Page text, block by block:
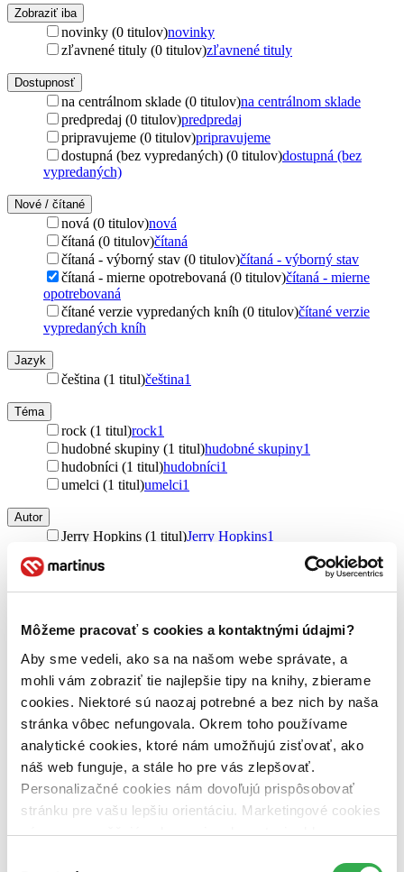
Môžeme pracovať s cookies a kontaktnými údajmi?
Aby sme vedeli, ako sa na našom webe správate, a
mohli vám zobraziť tie najlepšie tipy na knihy, zbierame
cookies. Niektoré sú naozaj potrebné a bez nich by naša
stránka vôbec nefungovala. Okrem toho používame
analytické cookies, ktoré nám umožňujú zisťovať, ako
náš web funguje, a stále ho pre vás zlepšovať.
Personalizačné cookies nám dovoľujú prispôsobovať
stránku pre vašu lepšiu orientáciu. Marketingové cookies
nám zas umožňujú zobrazenie relevantnej reklamy.
Zobraziť iba
novinky (0 titulov)novinky
zľavnené tituly (0 titulov)zľavnené tituly
Dostupnosť
na centrálnom sklade (0 titulov)na centrálnom sklade
predpredaj (0 titulov)predpredaj
pripravujeme (0 titulov)pripravujeme
dostupná (bez vypredaných) (0 titulov)dostupná (bez
vypredaných)
Nové / čítané
nová (0 titulov)nová
čítaná (0 titulov)čítaná
čítaná - výborný stav (0 titulov)čítaná - výborný stav
čítaná - mierne opotrebovaná (0 titulov)čítaná - mierne
opotrebovaná
čítané verzie vypredaných kníh (0 titulov)čítané verzie
vypredaných kníh
Jazyk
čeština (1 titul)čeština1
Téma
rock (1 titul)rock1
hudobné skupiny (1 titul)hudobné skupiny1
hudobníci (1 titul)hudobníci1
umelci (1 titul)umelci1
Autor
Jerry Hopkins (1 titul)Jerry Hopkins1
1
Zúžiť výber
Zoradiť
Bestsellery
Top hodnotené
Novinky
Najdrahšie